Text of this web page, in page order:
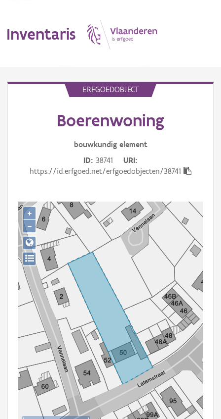
Inventaris
Gebeurtenis
Persoon of collectief
Downloads
Hergebruik
Aanmelden
ERFGOEDOBJECT
Boerenwoning
bouwkundig element
ID 38741
URI
https://id.erfgoed.net/erfgoedobjecten/38741
+
−